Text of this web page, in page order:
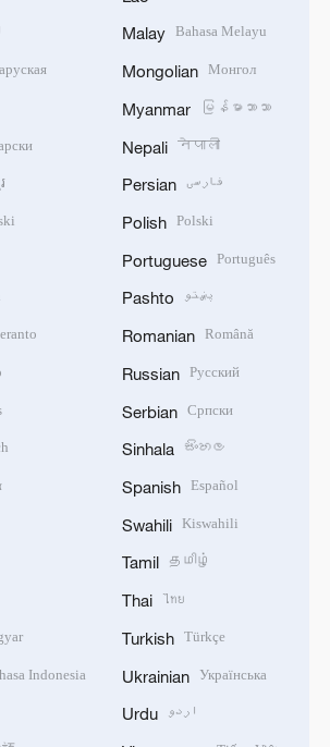
Indonesia
Malay Bahasa Melayu
Mongolian Монгол
Myanmar မြန်မာဘာသာ
Nepali नेपाली
Persian فارسی
Polish Polski
Portuguese Português
Pashto پښتو
Romanian Română
Russian Русский
Serbian Српски
Sinhala සිංහල
Spanish Español
Swahili Kiswahili
Tamil தமிழ்
Thai ไทย
Turkish Türkçe
Ukrainian Українська
Urdu اردو